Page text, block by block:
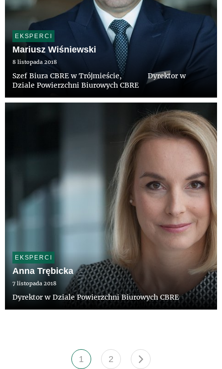
EKSPERCI
Mariusz Wiśniewski
8 listopada 2018
Szef Biura CBRE w Trójmieście, Dyrektor w
Dziale Powierzchni Biurowych CBRE
EKSPERCI
Anna Trębicka
7 listopada 2018
Dyrektor w Dziale Powierzchni Biurowych CBRE
1 2